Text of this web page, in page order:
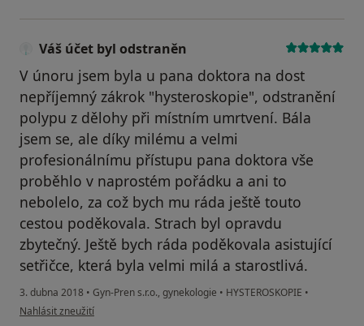
Váš účet byl odstraněn
V únoru jsem byla u pana doktora na dost
nepříjemný zákrok "hysteroskopie", odstranění
polypu z dělohy při místním umrtvení. Bála
jsem se, ale díky milému a velmi
profesionálnímu přístupu pana doktora vše
proběhlo v naprostém pořádku a ani to
nebolelo, za což bych mu ráda ještě touto
cestou poděkovala. Strach byl opravdu
zbytečný. Ještě bych ráda poděkovala asistující
setřičce, která byla velmi milá a starostlivá.
3. dubna 2018 • Gyn-Pren s.r.o., gynekologie • HYSTEROSKOPIE •
podle názoru uživatele Váš účet byl odstraněn
Nahlásit zneužití